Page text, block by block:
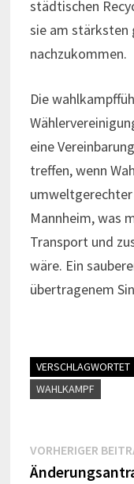
städtischen
sie am stärksten
nachzukommen.
Die
eine
treffen, wenn
Mannheim, was
Transport und
wäre. Ein
übertragenem
VERSCHLAGWORTET
WAHLKAMPF
VORHERIGER